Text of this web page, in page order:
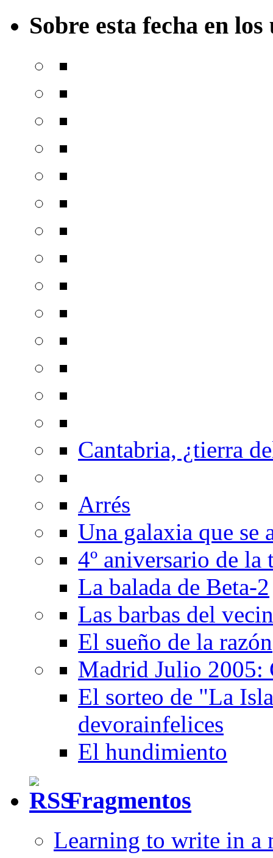
Sobre esta fecha en
Cantabria, ¿tierra
Arrés
Una galaxia que se
4º aniversario de
La balada de Beta-2
Las barbas del
El sueño de la razón
Madrid Julio 2005:
El sorteo de "La
devorainfelices
El hundimiento
Fragmentos
Learning to write in a